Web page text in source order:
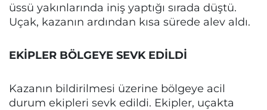
üssü yakınlarında iniş yaptığı sırada düştü.
Uçak, kazanın ardından kısa sürede alev aldı.
EKİPLER BÖLGEYE SEVK EDİLDİ
Kazanın bildirilmesi üzerine bölgeye acil
durum ekipleri sevk edildi. Ekipler, uçakta